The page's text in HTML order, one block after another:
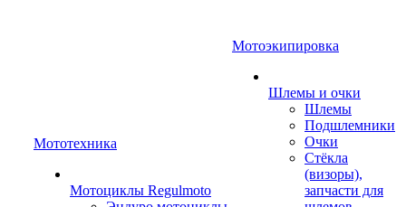
Мототехника
Мотоциклы Regulmoto
Мотоэкипировка
Шлемы и очки
Шлемы
Подшлемники
Очки
Стёкла
(визоры),
запчасти для